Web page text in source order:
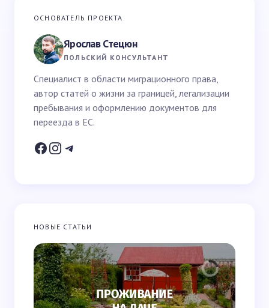
Ваш адрес email не будет опубликован.
Ваш вопрос *
Ваше имя *
Email *
Запомнить имя и email для следующих
комментариев
Отправить
ОСНОВАТЕЛЬ ПРОЕКТА
Ярослав Стецюн
ПОЛЬСКИЙ КОНСУЛЬТАНТ
Специалист в области миграционного права,
автор статей о жизни за границей, легализации
пребывания и оформлению документов для
переезда в ЕС.
НОВЫЕ СТАТЬИ